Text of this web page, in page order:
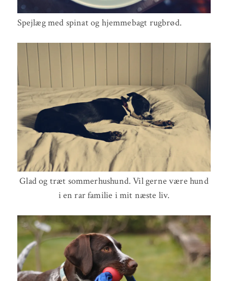
Spejlæg med spinat og hjemmebagt rugbrød.
Glad og træt sommerhushund. Vil gerne være hund
i en rar familie i mit næste liv.